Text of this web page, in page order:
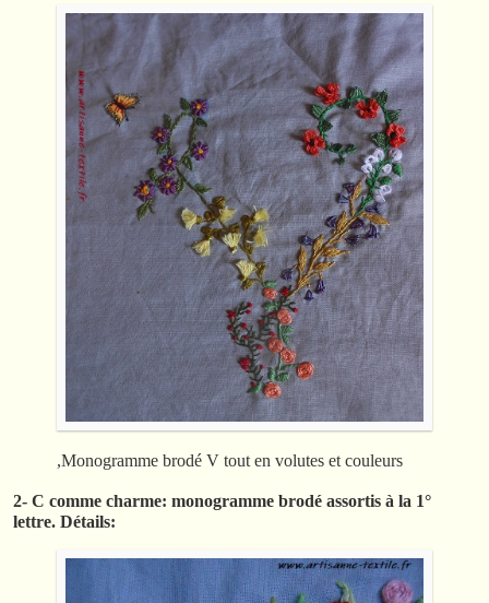
,Monogramme brodé V tout en volutes et couleurs
2- C comme charme: monogramme brodé assortis à la 1°
lettre. Détails: